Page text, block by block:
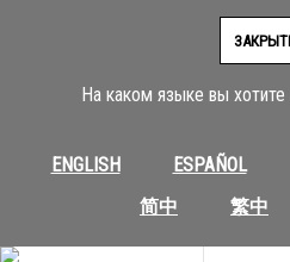
На каком языке вы хотите
ENGLISH ESPAÑOL
简中
繁中